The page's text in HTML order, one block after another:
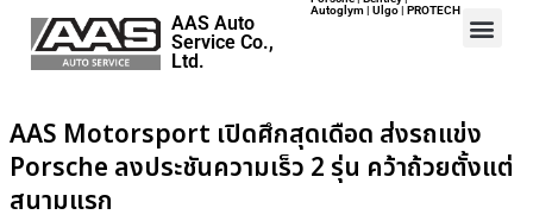
Home
AAS Auto
Service Co.,
Ltd.
Autoglym | Ulgo | PROTECH
AAS Motorsport เปิดศึกสุดเดือด ส่งรถแข่ง
Porsche ลงประชันความเร็ว 2 รุ่น คว้าถ้วยตั้งแต่
สนามแรก